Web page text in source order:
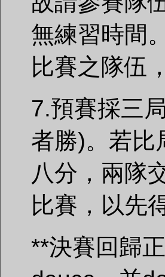
無練習時間
比賽之隊伍
7.預賽採三
者勝)。若比
八分，兩隊
比賽，以先
**決賽回歸